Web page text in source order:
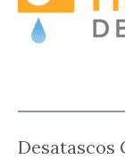
Desatascos